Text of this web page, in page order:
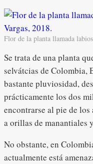
Flor de la planta llamada
Se trata de una planta
selvátcias de Colombia,
bastante pluviosidad,
prácticamente los dos
encontrarse al pie de
a orillas de manantiales
No obstante, en
actualmente está